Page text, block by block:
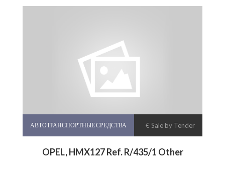
АВТОТРАНСПОРТНЫЕ СРЕДСТВА € Sale by Tender
OPEL, HMX127 Ref. R/435/1 Other